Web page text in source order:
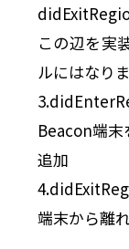
この辺を実
ルにはなりま
Beacon端末
追加
端末から離